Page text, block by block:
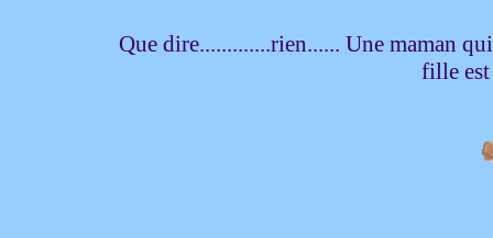
Que dire.............rien...... Une maman
fille est